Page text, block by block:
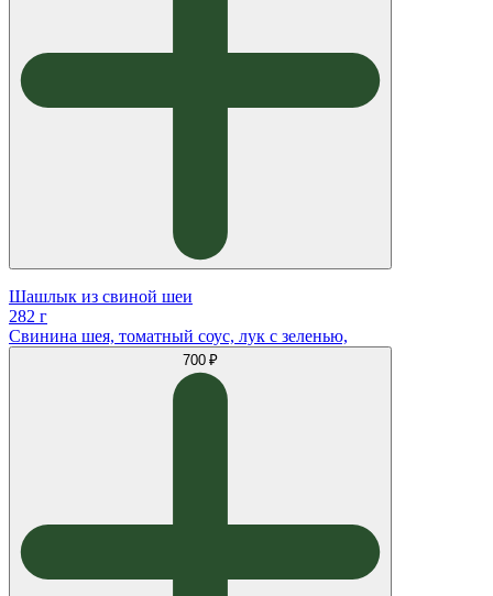
Шашлык из свиной шеи
282 г
Свинина шея, томатный соус, лук с зеленью,
700 ₽